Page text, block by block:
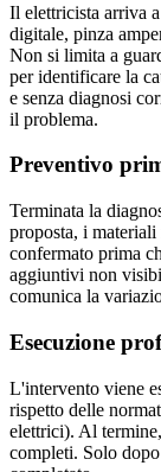
Il elettricista arriva
digitale, pinza
Non si limita a
per identificare la
e senza diagnosi
il problema.
Preventivo
Terminata la
proposta, i
confermato prima
aggiuntivi non
comunica la
Esecuzione
L'intervento viene
rispetto delle
elettrici). Al
completi. Solo